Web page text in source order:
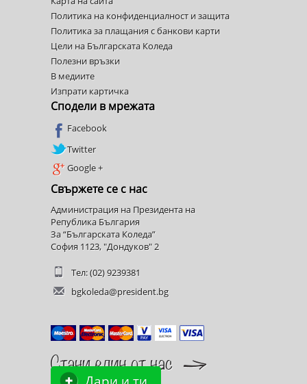
Политика на конфиденциалност и защита
Политика за плащания с банкови карти
Цели на Българската Коледа
Полезни връзки
В медиите
Изпрати картичка
Сподели в мрежата
Facebook
Twitter
Google +
Свържете се с нас
Администрация на Президента на
Република България
За “Българската Коледа”
София 1123, "Дондуков" 2
Тел: (02) 9239381
bgkoleda@president.bg